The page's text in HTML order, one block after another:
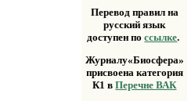
Перевод правил на
русский язык
доступен поссылке.
Журналу«Биосфера»
присвоена категория
К1 вПеречне ВАК